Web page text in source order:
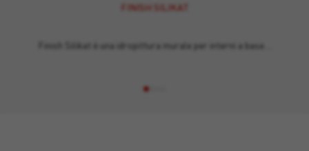
FINISH SILIKAT
Finish Silikat è una idropittura murale per interni a base…